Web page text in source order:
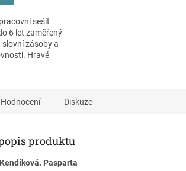
sešit
6 let zaměřený
slovní zásoby a
Hravé
1, jednodušší.
Hodnocení Diskuze
produktu
Pasparta